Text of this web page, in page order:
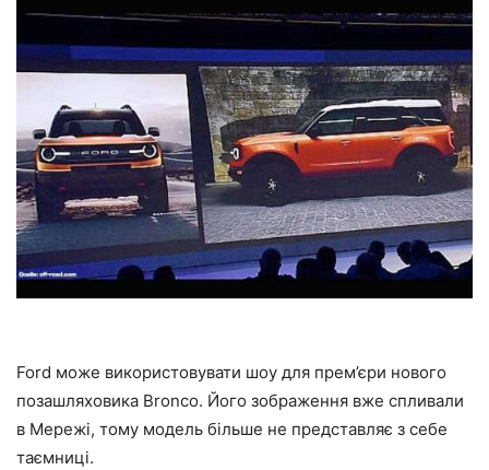
Ford може використовувати шоу для прем’єри нового
позашляховика Bronco. Його зображення вже спливали
в Мережі, тому модель більше не представляє з себе
таємниці.